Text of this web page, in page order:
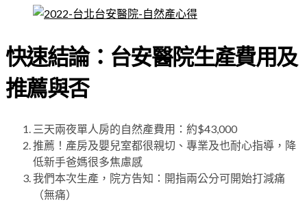
快速結論：台安醫院生產費用及
推薦與否
三天兩夜單人房的自然產費用：約$43,000
推薦！產房及嬰兒室都很親切、專業及也耐心指導，降
低新手爸媽很多焦慮感
我們本次生產，院方告知：開指兩公分可開始打減痛
（無痛）